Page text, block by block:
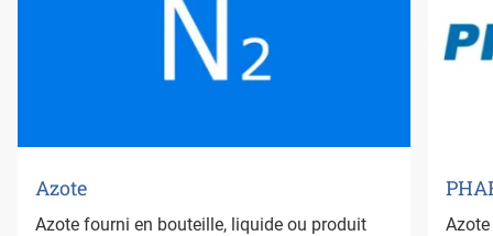
Azote
Azote fourni en bouteille, liquide ou produit